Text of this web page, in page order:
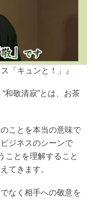
「キュンと！」』
和敬清寂”とは、お茶
ことを本当の意味で
ジネスのシーンで
ことを理解すること
てきます。
なく相手への敬意を